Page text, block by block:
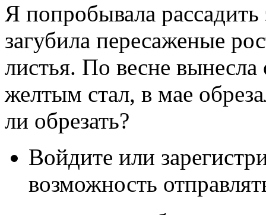
Я попробывала
загубила пересаженые
листья. По весне
желтым стал, в мае
ли обрезать?
Войдите или
возможность